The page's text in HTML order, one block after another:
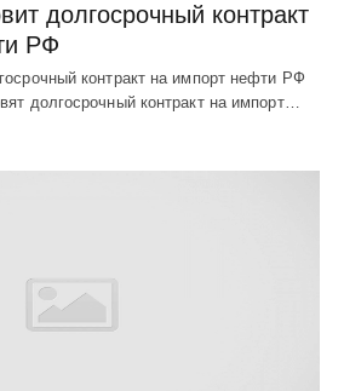
долгосрочный контракт
РФ
контракт на импорт нефти РФ
долгосрочный контракт на импорт…